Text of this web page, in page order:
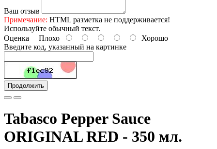
Ваш отзыв
Примечание: HTML разметка не поддерживается!
Используйте обычный текст.
Оценка Плохо
Хорошо
Введите код, указанный на картинке
Продолжить
Tabasco Pepper Sauce
ORIGINAL RED - 350 мл.